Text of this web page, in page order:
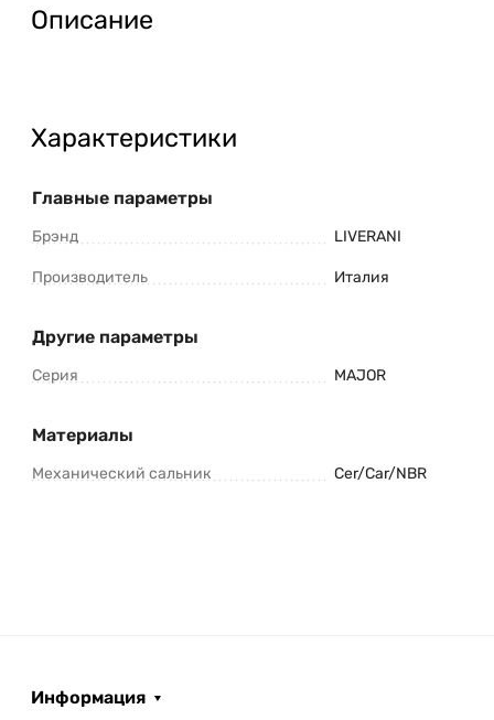
Описание
Характеристики
Главные параметры
Брэнд LIVERANI
Производитель Италия
Другие параметры
Серия MAJOR
Материалы
Механический сальник Cer/Car/NBR
Информация